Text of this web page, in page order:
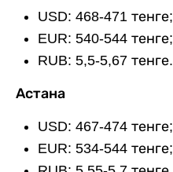
USD: 468-471 тенге;
EUR: 540-544 тенге;
RUB: 5,5-5,67 тенге.
Астана
USD: 467-474 тенге;
EUR: 534-544 тенге;